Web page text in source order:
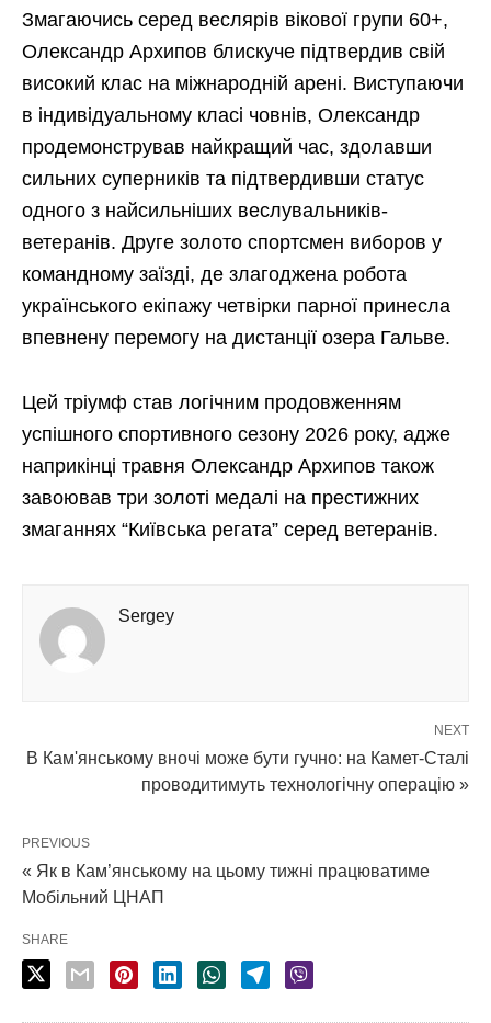
Змагаючись серед веслярів вікової групи 60+,
Олександр Архипов блискуче підтвердив свій
високий клас на міжнародній арені. Виступаючи
в індивідуальному класі човнів, Олександр
продемонстрував найкращий час, здолавши
сильних суперників та підтвердивши статус
одного з найсильніших веслувальників-
ветеранів. Друге золото спортсмен виборов у
командному заїзді, де злагоджена робота
українського екіпажу четвірки парної принесла
впевнену перемогу на дистанції озера Гальве.
Цей тріумф став логічним продовженням
успішного спортивного сезону 2026 року, адже
наприкінці травня Олександр Архипов також
завоював три золоті медалі на престижних
змаганнях “Київська регата” серед ветеранів.
Sergey
NEXT
В Кам'янському вночі може бути гучно: на Камет-Сталі
проводитимуть технологічну операцію »
PREVIOUS
« Як в Кам’янському на цьому тижні працюватиме
Мобільний ЦНАП
SHARE